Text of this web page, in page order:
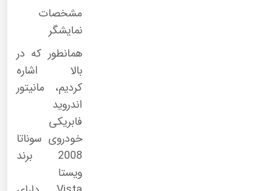
مشخصات
نمایشگر
همانطور که در
بالا اشاره
کردیم، مانیتور
اندروید
فابریکی
خودروی سوناتا
2008 برند
ویستا